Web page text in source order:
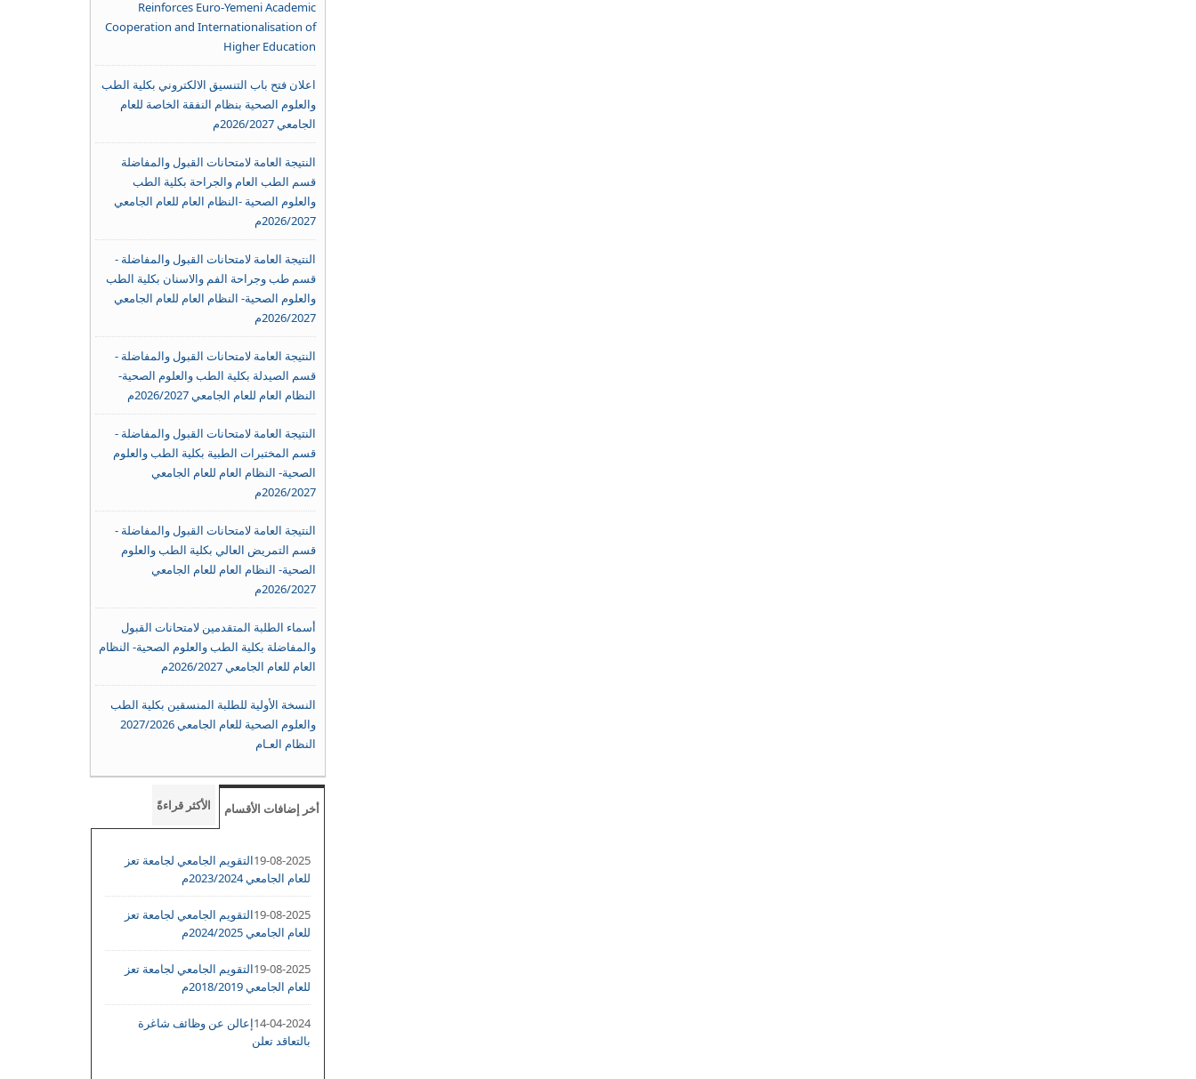
Reinforces Euro-Yemeni Academic
Cooperation and Internationalisation of
Higher Education
اعلان فتح باب التنسيق الالكتروني بكلية الطب
والعلوم الصحية بنظام النفقة الخاصة للعام
الجامعي 2026/2027م
النتيجة العامة لامتحانات القبول والمفاضلة
قسم الطب العام والجراحة بكلية الطب
والعلوم الصحية -النظام العام للعام الجامعي
2026/2027م
النتيجة العامة لامتحانات القبول والمفاضلة -
قسم طب وجراحة الفم والاسنان بكلية الطب
والعلوم الصحية- النظام العام للعام الجامعي
2026/2027م
النتيجة العامة لامتحانات القبول والمفاضلة -
قسم الصيدلة بكلية الطب والعلوم الصحية-
النظام العام للعام الجامعي 2026/2027م
النتيجة العامة لامتحانات القبول والمفاضلة -
قسم المختبرات الطبية بكلية الطب والعلوم
الصحية- النظام العام للعام الجامعي
2026/2027م
النتيجة العامة لامتحانات القبول والمفاضلة -
قسم التمريض العالي بكلية الطب والعلوم
الصحية- النظام العام للعام الجامعي
2026/2027م
أسماء الطلبة المتقدمين لامتحانات القبول
والمفاضلة بكلية الطب والعلوم الصحية- النظام
العام للعام الجامعي 2026/2027م
النسخة الأولية للطلبة المنسقين بكلية الطب
والعلوم الصحية للعام الجامعي 2027/2026
النظام العـام
أخر إضافات الأقسام الأكثر قراءةً
19-08-2025التقويم الجامعي لجامعة تعز
للعام الجامعي 2023/2024م
19-08-2025التقويم الجامعي لجامعة تعز
للعام الجامعي 2024/2025م
19-08-2025التقويم الجامعي لجامعة تعز
للعام الجامعي 2018/2019م
14-04-2024إعالن عن وظائف شاغرة
بالتعاقد تعلن